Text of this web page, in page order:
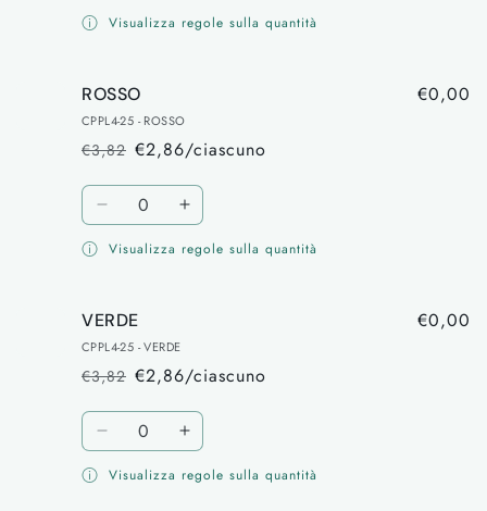
per
per
Visualizza regole sulla quantità
ROSSO
CPPL4-25 - ROSSO
Prezzo
di
listino
€3,82
Prezzo
scontato
€2,86/ciascuno
€0,00
Quantità
Diminuisci
per
Aumenta
per
Visualizza regole sulla quantità
VERDE
CPPL4-25 - VERDE
Prezzo
di
listino
€3,82
Prezzo
scontato
€2,86/ciascuno
€0,00
Quantità
Diminuisci
per
Aumenta
per
Visualizza regole sulla quantità